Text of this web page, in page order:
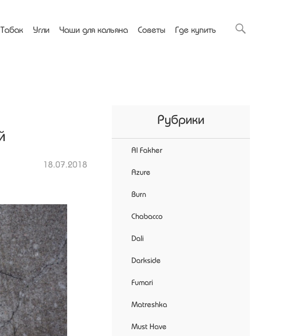
Табак Угли Чаши для кальяна Советы Где купить
18.07.2018
Рубрики
Al Fakher
Azure
Burn
Chabacco
Dali
Darkside
Fumari
Matreshka
Must Have